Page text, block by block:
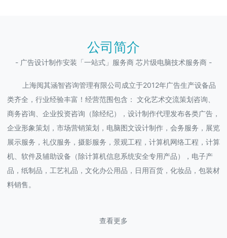
公司简介
- 广告设计制作安装「一站式」服务商 芯片级电脑技术服务商 -
上海阅其涵智咨询管理有限公司成立于2012年广告生产设备品
类齐全，行业经验丰富！经营范围包含： 文化艺术交流策划咨询、
商务咨询、企业投资咨询（除经纪），设计制作代理发布各类广告，
企业形象策划，市场营销策划，电脑图文设计制作，会务服务，展览
展示服务，礼仪服务，摄影服务，景观工程，计算机网络工程，计算
机、软件及辅助设备（除计算机信息系统安全专用产品），电子产
品，纸制品，工艺礼品，文化办公用品，日用百货，化妆品，包装材
料销售。
查看更多